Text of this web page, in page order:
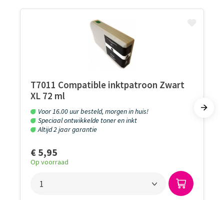
T7011 Compatible inktpatroon Zwart
XL 72 ml
Voor 16.00 uur besteld, morgen in huis!
Speciaal ontwikkelde toner en inkt
Altijd 2 jaar garantie
€ 5,95
Op voorraad